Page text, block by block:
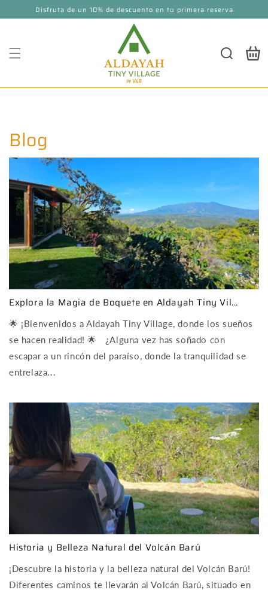
Skip toDisfruta de un 10% de descuento en tu primera reserva
Cart
Blog
Explora la Magia de Boquete en Aldayah Tiny Vil...
🌟 ¡Bienvenidos a Aldayah Tiny Village, donde los sueños
se hacen realidad! 🌟 ¿Alguna vez has soñado con
escapar a un rincón del paraíso, donde la tranquilidad se
entrelaza...
Historia y Belleza Natural del Volcán Barú
¡Descubre la historia y la belleza natural del Volcán Barú!
Diferentes caminos te llevarán al Volcán Barú, situado en